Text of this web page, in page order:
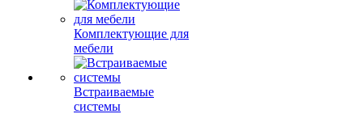
Комплектующие для
мебели
Встраиваемые
системы